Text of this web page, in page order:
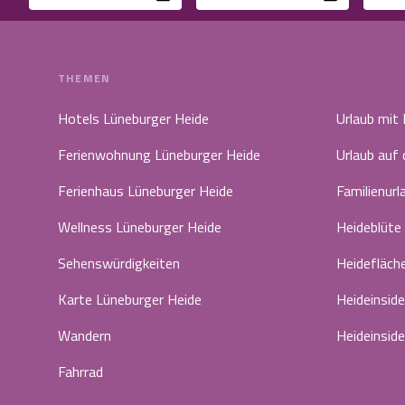
THEMEN
Hotels Lüneburger Heide
Ferienwohnung Lüneburger Heide
Ferienhaus Lüneburger Heide
Wellness Lüneburger Heide
Sehenswürdigkeiten
Karte Lüneburger Heide
Wandern
Fahrrad
Urlaub mit
Urlaub auf
Heideblüte